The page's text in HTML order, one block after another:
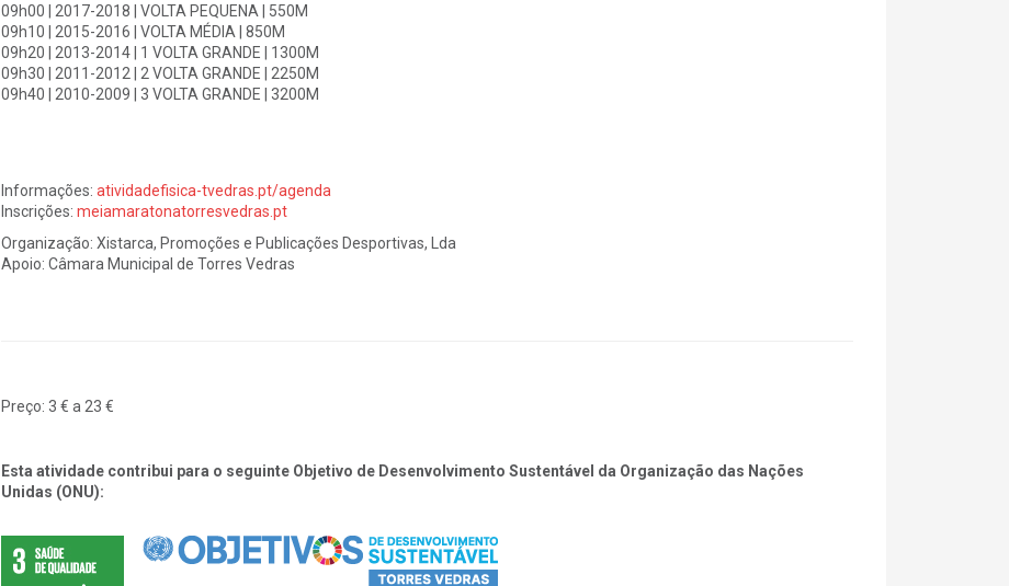
09h00 | 2017-2018 | VOLTA PEQUENA | 550M
09h10 | 2015-2016 | VOLTA MÉDIA | 850M
09h20 | 2013-2014 | 1 VOLTA GRANDE | 1300M
09h30 | 2011-2012 | 2 VOLTA GRANDE | 2250M
09h40 | 2010-2009 | 3 VOLTA GRANDE | 3200M
Informações: atividadefisica-tvedras.pt/agenda
Inscrições: meiamaratonatorresvedras.pt
Organização: Xistarca, Promoções e Publicações Desportivas, Lda
Apoio: Câmara Municipal de Torres Vedras
Preço: 3 € a 23 €
Esta atividade contribui para o seguinte Objetivo de Desenvolvimento Sustentável da Organização das Nações
Unidas (ONU):